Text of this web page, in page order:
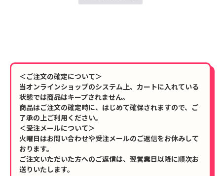
＜ご注文の確定について＞
当オンラインショップのシステム上、カートに入れている
状態では商品はキープされません。
商品はご注文の確定時に、はじめて確保されますので、ご
了承の上ご利用ください。
＜受注メールについて＞
火曜日はお問い合わせや受注メールのご返信をお休みして
おります。
ご注文いただいた方へのご返信は、翌営業日以降に順次お
送りいたします。